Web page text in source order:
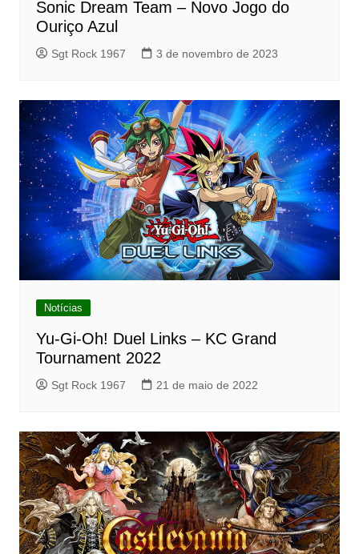
Sonic Dream Team – Novo Jogo do
Ouriço Azul
Sgt Rock 1967 3 de novembro de 2023
Notícias
Yu-Gi-Oh! Duel Links – KC Grand
Tournament 2022
Sgt Rock 1967 21 de maio de 2022